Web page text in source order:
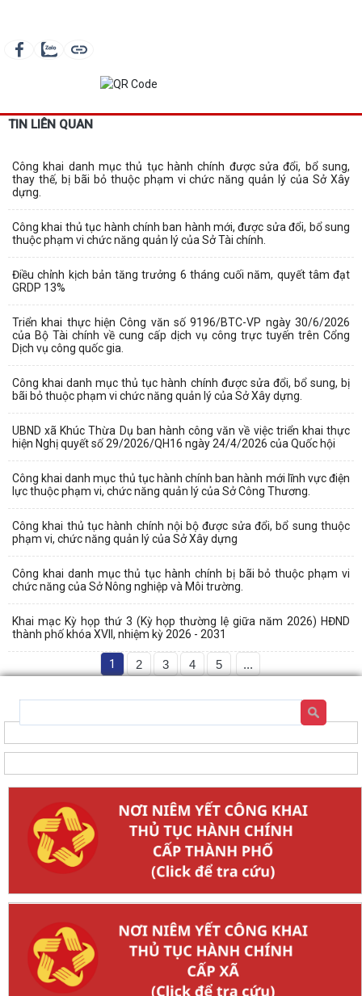
TIN LIÊN QUAN
Công khai danh mục thủ tục hành chính được sửa đổi, bổ sung,
thay thế, bị bãi bỏ thuộc phạm vi chức năng quản lý của Sở Xây
dựng.
Công khai thủ tục hành chính ban hành mới, được sửa đổi, bổ sung
thuộc phạm vi chức năng quản lý của Sở Tài chính.
Điều chỉnh kịch bản tăng trưởng 6 tháng cuối năm, quyết tâm đạt
GRDP 13%
Triển khai thực hiện Công văn số 9196/BTC-VP ngày 30/6/2026
của Bộ Tài chính về cung cấp dịch vụ công trực tuyến trên Cổng
Dịch vụ công quốc gia.
Công khai danh mục thủ tục hành chính được sửa đổi, bổ sung, bị
bãi bỏ thuộc phạm vi chức năng quản lý của Sở Xây dựng.
UBND xã Khúc Thừa Dụ ban hành công văn về việc triển khai thực
hiện Nghị quyết số 29/2026/QH16 ngày 24/4/2026 của Quốc hội
Công khai danh mục thủ tục hành chính ban hành mới lĩnh vực điện
lực thuộc phạm vi, chức năng quản lý của Sở Công Thương.
Công khai thủ tục hành chính nội bộ được sửa đổi, bổ sung thuộc
phạm vi, chức năng quản lý của Sở Xây dựng
Công khai danh mục thủ tục hành chính bị bãi bỏ thuộc phạm vi
chức năng của Sở Nông nghiệp và Môi trường.
Khai mạc Kỳ họp thứ 3 (Kỳ họp thường lệ giữa năm 2026) HĐND
thành phố khóa XVII, nhiệm kỳ 2026 - 2031
1 2 3 4 5 ...